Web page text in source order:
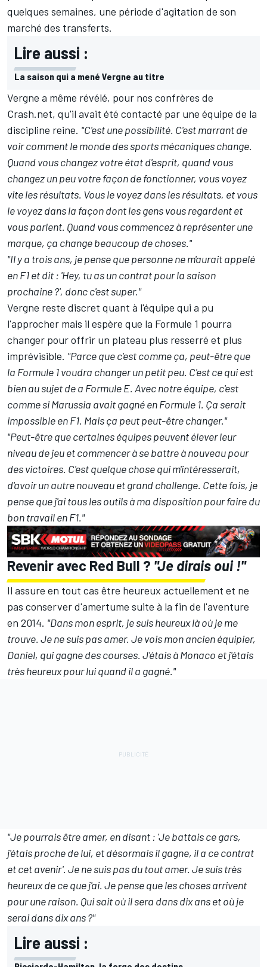
quelques semaines, une période d'agitation de son
marché des transferts.
Lire aussi :
La saison qui a mené Vergne au titre
Vergne a même révélé, pour nos confrères de
Crash.net, qu'il avait été contacté par une équipe de la
discipline reine. "C'est une possibilité. C'est marrant de
voir comment le monde des sports mécaniques change.
Quand vous changez votre état d'esprit, quand vous
changez un peu votre façon de fonctionner, vous voyez
vite les résultats. Vous le voyez dans les résultats, et vous
le voyez dans la façon dont les gens vous regardent et
vous parlent. Quand vous commencez à représenter une
marque, ça change beaucoup de choses."
"Il y a trois ans, je pense que personne ne m'aurait appelé
en F1 et dit : 'Hey, tu as un contrat pour la saison
prochaine ?', donc c'est super."
Vergne reste discret quant à l'équipe qui a pu
l'approcher mais il espère que la Formule 1 pourra
changer pour offrir un plateau plus resserré et plus
imprévisible. "Parce que c'est comme ça, peut-être que
la Formule 1 voudra changer un petit peu. C'est ce qui est
bien au sujet de a Formule E. Avec notre équipe, c'est
comme si Marussia avait gagné en Formule 1. Ça serait
impossible en F1. Mais ça peut peut-être changer."
"Peut-être que certaines équipes peuvent élever leur
niveau de jeu et commencer à se battre à nouveau pour
des victoires. C'est quelque chose qui m'intéresserait,
d'avoir un autre nouveau et grand challenge. Cette fois, je
pense que j'ai tous les outils à ma disposition pour faire du
bon travail en F1."
Revenir avec Red Bull ? "Je dirais oui !"
Il assure en tout cas être heureux actuellement et ne
pas conserver d'amertume suite à la fin de l'aventure
en 2014. "Dans mon esprit, je suis heureux là où je me
trouve. Je ne suis pas amer. Je vois mon ancien équipier,
Daniel, qui gagne des courses. J'étais à Monaco et j'étais
très heureux pour lui quand il a gagné."
"Je pourrais être amer, en disant : 'Je battais ce gars,
j'étais proche de lui, et désormais il gagne, il a ce contrat
et cet avenir'. Je ne suis pas du tout amer. Je suis très
heureux de ce que j'ai. Je pense que les choses arrivent
pour une raison. Qui sait où il sera dans dix ans et où je
serai dans dix ans ?"
Lire aussi :